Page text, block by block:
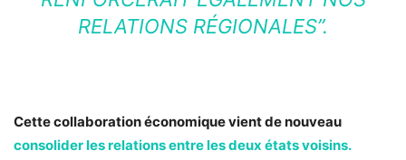
RELATIONS RÉGIONALES”.
Cette collaboration économique vient de nouveau
consolider les relations entre les deux états voisins.